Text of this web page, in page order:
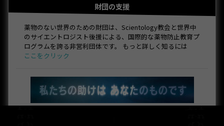
財団の支援
薬物のない世界のための財団は、Scientology教会と世界中
のサイエントロジスト後援による、国際的な薬物防止教育プ
ログラムを誇る非営利団体です。 もっと詳しく知るには
ここをクリック